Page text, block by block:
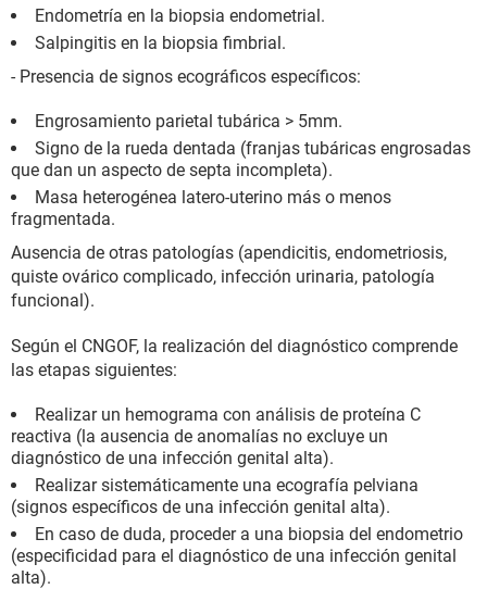
Endometría en la biopsia endometrial.
Salpingitis en la biopsia fimbrial.
- Presencia de signos ecográficos específicos:
Engrosamiento parietal tubárica > 5mm.
Signo de la rueda dentada (franjas tubáricas engrosadas
que dan un aspecto de septa incompleta).
Masa heterogénea latero-uterino más o menos
fragmentada.
Ausencia de otras patologías (apendicitis, endometriosis,
quiste ovárico complicado, infección urinaria, patología
funcional).
Según el CNGOF, la realización del diagnóstico comprende
las etapas siguientes:
Realizar un hemograma con análisis de proteína C
reactiva (la ausencia de anomalías no excluye un
diagnóstico de una infección genital alta).
Realizar sistemáticamente una ecografía pelviana
(signos específicos de una infección genital alta).
En caso de duda, proceder a una biopsia del endometrio
(especificidad para el diagnóstico de una infección genital
alta).